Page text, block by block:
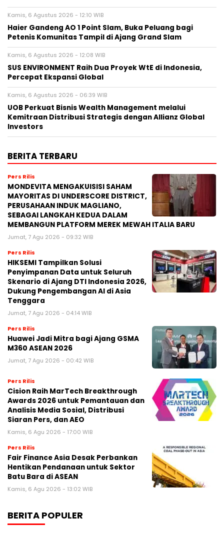
Kamis, 6 Agustus 2026 - 12:10 WIB
Haier Gandeng AO 1 Point Slam, Buka Peluang bagi
Petenis Komunitas Tampil di Ajang Grand Slam
Kamis, 6 Agustus 2026 - 12:08 WIB
SUS ENVIRONMENT Raih Dua Proyek WtE di Indonesia,
Percepat Ekspansi Global
Kamis, 6 Agustus 2026 - 06:39 WIB
UOB Perkuat Bisnis Wealth Management melalui
Kemitraan Distribusi Strategis dengan Allianz Global
Investors
BERITA TERBARU
Pers Rilis
MONDEVITA MENGAKUISISI SAHAM
MAYORITAS DI UNDERSCORE DISTRICT,
PERUSAHAAN INDUK MAGLIANO,
SEBAGAI LANGKAH KEDUA DALAM
MEMBANGUN PLATFORM MEREK MEWAH ITALIA BARU
Jumat, 7 Agu 2026 - 09:32 WIB
Pers Rilis
HIKSEMI Tampilkan Solusi
Penyimpanan Data untuk Seluruh
Skenario di Ajang DTI Indonesia 2026,
Dukung Pengembangan AI di Asia
Tenggara
Jumat, 7 Agu 2026 - 04:14 WIB
Pers Rilis
Huawei Jadi Mitra bagi Ajang GSMA
M360 ASEAN 2026
Jumat, 7 Agu 2026 - 00:42 WIB
Pers Rilis
Cision Raih MarTech Breakthrough
Awards 2026 untuk Pemantauan dan
Analisis Media Sosial, Distribusi
Siaran Pers, dan AEO
Kamis, 6 Agu 2026 - 17:00 WIB
Pers Rilis
Fair Finance Asia Desak Perbankan
Hentikan Pendanaan untuk Sektor
Batu Bara di ASEAN
Kamis, 6 Agu 2026 - 13:02 WIB
BERITA POPULER